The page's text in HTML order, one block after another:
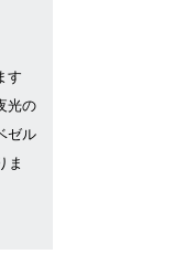
す
光の
ゼル
ま